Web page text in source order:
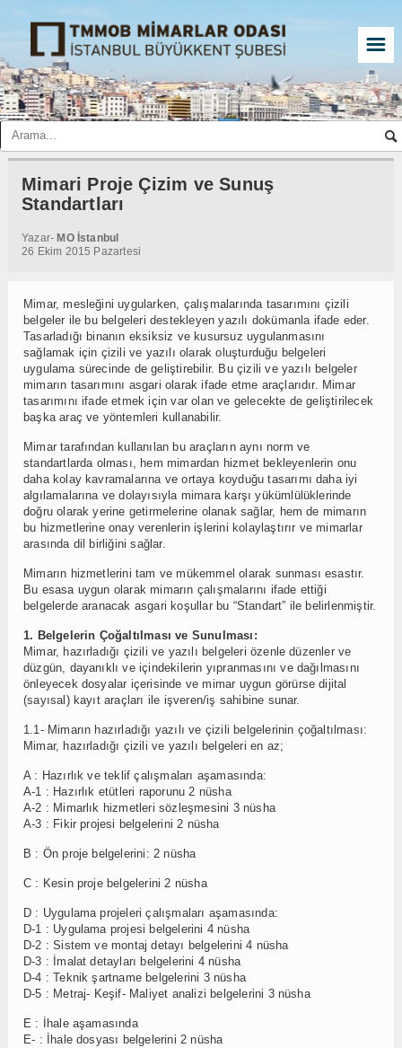
☰
Mimari Proje Çizim ve Sunuş
Standartları
Yazar- MO İstanbul
26 Ekim 2015 Pazartesi
Mimar, mesleğini uygularken, çalışmalarında tasarımını çizili
belgeler ile bu belgeleri destekleyen yazılı dokümanla ifade eder.
Tasarladığı binanın eksiksiz ve kusursuz uygulanmasını
sağlamak için çizili ve yazılı olarak oluşturduğu belgeleri
uygulama sürecinde de geliştirebilir. Bu çizili ve yazılı belgeler
mimarın tasarımını asgari olarak ifade etme araçlarıdır. Mimar
tasarımını ifade etmek için var olan ve gelecekte de geliştirilecek
başka araç ve yöntemleri kullanabilir.
Mimar tarafından kullanılan bu araçların aynı norm ve
standartlarda olması, hem mimardan hizmet bekleyenlerin onu
daha kolay kavramalarına ve ortaya koyduğu tasarımı daha iyi
algılamalarına ve dolayısıyla mimara karşı yükümlülüklerinde
doğru olarak yerine getirmelerine olanak sağlar, hem de mimarın
bu hizmetlerine onay verenlerin işlerini kolaylaştırır ve mimarlar
arasında dil birliğini sağlar.
Mimarın hizmetlerini tam ve mükemmel olarak sunması esastır.
Bu esasa uygun olarak mimarın çalışmalarını ifade ettiği
belgelerde aranacak asgari koşullar bu “Standart” ile belirlenmiştir.
1. Belgelerin Çoğaltılması ve Sunulması:
Mimar, hazırladığı çizili ve yazılı belgeleri özenle düzenler ve
düzgün, dayanıklı ve içindekilerin yıpranmasını ve dağılmasını
önleyecek dosyalar içerisinde ve mimar uygun görürse dijital
(sayısal) kayıt araçları ile işveren/iş sahibine sunar.
1.1- Mimarın hazırladığı yazılı ve çizili belgelerinin çoğaltılması:
Mimar, hazırladığı çizili ve yazılı belgeleri en az;
A : Hazırlık ve teklif çalışmaları aşamasında:
A-1 : Hazırlık etütleri raporunu 2 nüsha
A-2 : Mimarlık hizmetleri sözleşmesini 3 nüsha
A-3 : Fikir projesi belgelerini 2 nüsha
B : Ön proje belgelerini: 2 nüsha
C : Kesin proje belgelerini 2 nüsha
D : Uygulama projeleri çalışmaları aşamasında:
D-1 : Uygulama projesi belgelerini 4 nüsha
D-2 : Sistem ve montaj detayı belgelerini 4 nüsha
D-3 : İmalat detayları belgelerini 4 nüsha
D-4 : Teknik şartname belgelerini 3 nüsha
D-5 : Metraj- Keşif- Maliyet analizi belgelerini 3 nüsha
E : İhale aşamasında
E- : İhale dosyası belgelerini 2 nüsha